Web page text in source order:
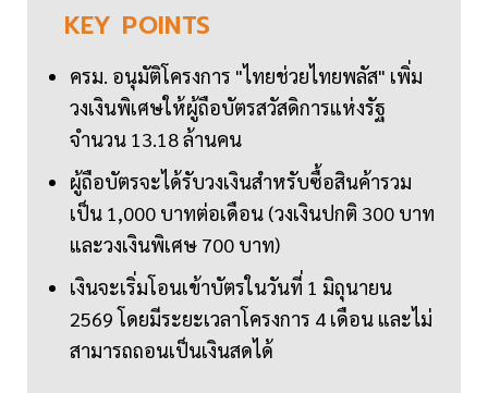
KEY POINTS
ครม. อนุมัติโครงการ "ไทยช่วยไทยพลัส" เพิ่ม
วงเงินพิเศษให้ผู้ถือบัตรสวัสดิการแห่งรัฐ
จำนวน 13.18 ล้านคน
ผู้ถือบัตรจะได้รับวงเงินสำหรับซื้อสินค้ารวม
เป็น 1,000 บาทต่อเดือน (วงเงินปกติ 300 บาท
และวงเงินพิเศษ 700 บาท)
เงินจะเริ่มโอนเข้าบัตรในวันที่ 1 มิถุนายน
2569 โดยมีระยะเวลาโครงการ 4 เดือน และไม่
สามารถถอนเป็นเงินสดได้